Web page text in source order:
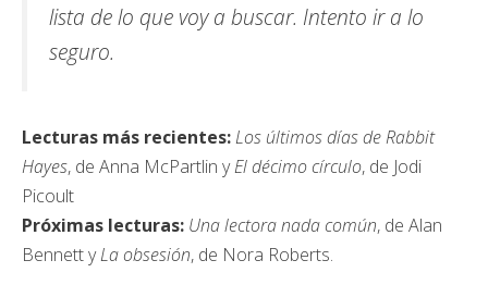
lista de lo que voy a buscar. Intento ir a lo
seguro.
Lecturas más recientes:Los últimos días de Rabbit
Hayes, de Anna McPartlin yEl décimo círculo, de Jodi
Picoult
Próximas lecturas: Una lectora nada común, de Alan
Bennett yLa obsesión, de Nora Roberts.